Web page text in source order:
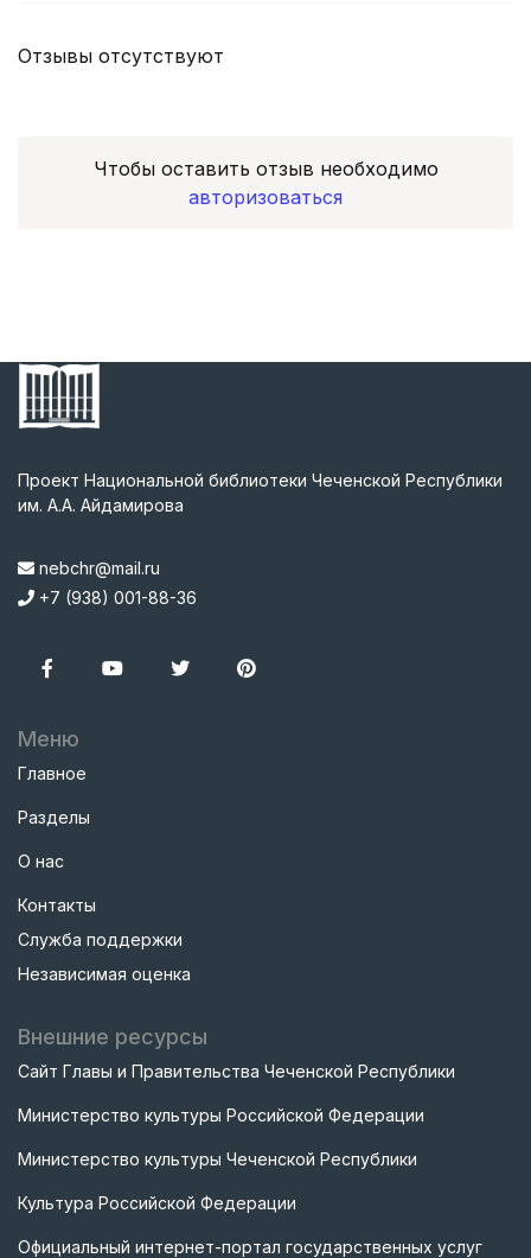
Отзывы отсутствуют
Чтобы оставить отзыв необходимо
авторизоваться
Проект Национальной библиотеки Чеченской Республики
им. А.А. Айдамирова
nebchr@mail.ru
+7 (938) 001-88-36
Меню
Главное
Разделы
О нас
Контакты
Служба поддержки
Независимая оценка
Внешние ресурсы
Сайт Главы и Правительства Чеченской Республики
Министерство культуры Российской Федерации
Министерство культуры Чеченской Республики
Культура Российской Федерации
Официальный интернет-портал государственных услуг